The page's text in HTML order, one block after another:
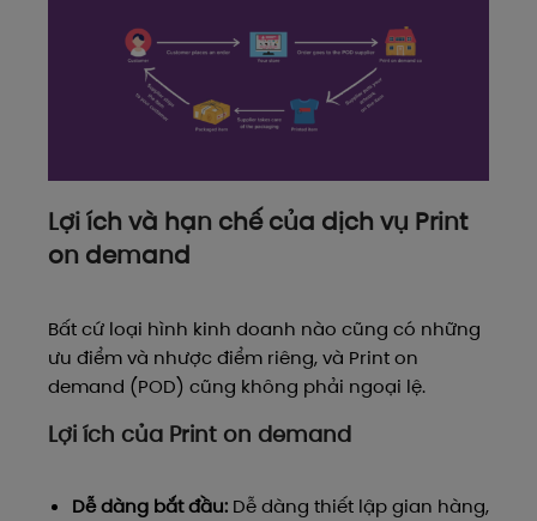
Lợi ích và hạn chế của dịch vụ Print
on demand
Bất cứ loại hình kinh doanh nào cũng có những
ưu điểm và nhược điểm riêng, và Print on
demand (POD) cũng không phải ngoại lệ.
Lợi ích của Print on demand
Dễ dàng bắt đầu: Dễ dàng thiết lập gian hàng,